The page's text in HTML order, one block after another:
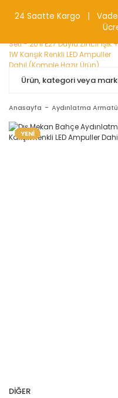
0(212) 240 87 88
Anasayfa Aydınlatma
YENİ
DİĞER
24 Saatte Kargo | Vade